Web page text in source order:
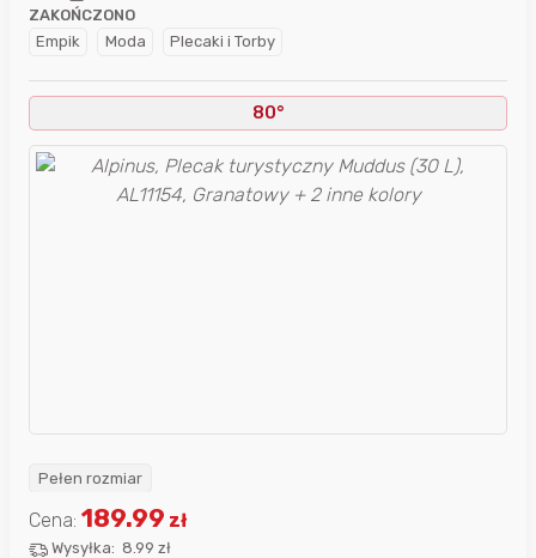
Empik Moda Plecaki i Torby
ZAKOŃCZONO
80°
Pełen rozmiar
Cena: 189.99 zł
Wysyłka: 8.99 zł